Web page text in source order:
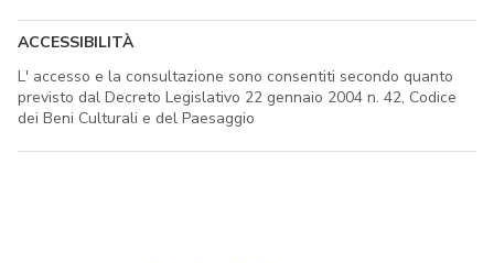
ACCESSIBILITÀ
L' accesso e la consultazione sono consentiti secondo quanto
previsto dal Decreto Legislativo 22 gennaio 2004 n. 42, Codice
dei Beni Culturali e del Paesaggio